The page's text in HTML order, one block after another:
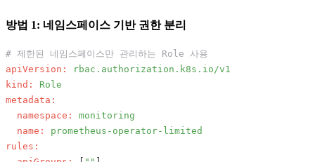
방법 1: 네임스페이스 기반 권한 분리
# 제한된 네임스페이스만 관리하는 Role 사용
apiVersion:
rbac.authorization.k8s.io/v1
kind:
Role
metadata:
namespace:
monitoring
name:
prometheus-operator-limited
rules: